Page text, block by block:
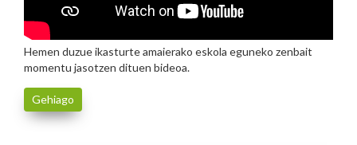
Hemen duzue ikasturte amaierako eskola eguneko zenbait
momentu jasotzen dituen bideoa.
Gehiago